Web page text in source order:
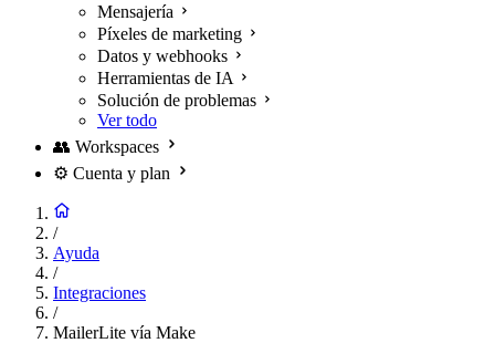
Mensajería
Píxeles de marketing
Datos y webhooks
Herramientas de IA
Solución de problemas
Ver todo
👥 Workspaces
⚙️ Cuenta y plan
/
Ayuda
/
Integraciones
/
MailerLite vía Make